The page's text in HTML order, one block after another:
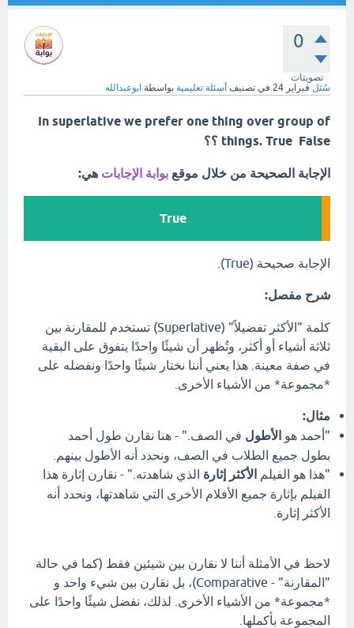
0
تصويتات
سُئل فبراير 24 في تصنيف أسئلة تعليمية بواسطة ابوعبدالله
In superlative we prefer one thing over group of
things. True False ؟؟
الإجابة الصحيحة من خلال موقع بوابة الإجابات هي:
True
الإجابة صحيحة (True).
شرح مفصل:
كلمة "الأكثر تفضيلاً" (Superlative) تستخدم للمقارنة بين
ثلاثة أشياء أو أكثر، وتُظهر أن شيئًا واحدًا يتفوق على البقية
في صفة معينة. هذا يعني أننا نختار شيئًا واحدًا ونفضله على
*مجموعة* من الأشياء الأخرى.
مثال:
"أحمد هو الأطول في الصف." - هنا نقارن طول أحمد
بطول جميع الطلاب في الصف، ونحدد أنه الأطول بينهم.
"هذا هو الفيلم الأكثر إثارة الذي شاهدته." - نقارن إثارة هذا
الفيلم بإثارة جميع الأفلام الأخرى التي شاهدتها، ونحدد أنه
الأكثر إثارة.
لاحظ في الأمثلة أننا لا نقارن بين شيئين فقط (كما في حالة
"المقارنة" - Comparative)، بل نقارن بين شيء واحد و
*مجموعة* من الأشياء الأخرى. لذلك، نفضل شيئًا واحدًا على
المجموعة بأكملها.